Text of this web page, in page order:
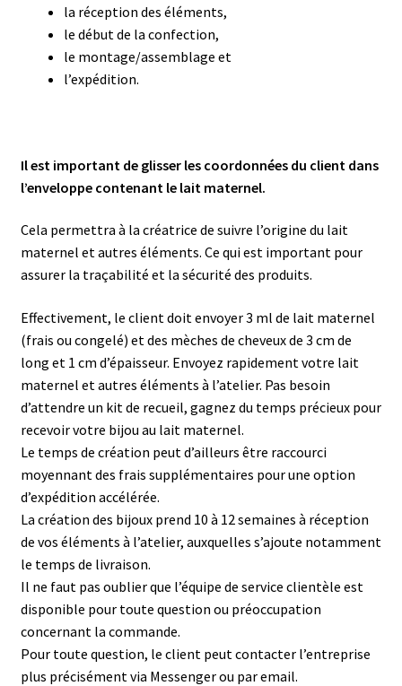
la réception des éléments,
le début de la confection,
le montage/assemblage et
l’expédition.
Il est important de glisser les coordonnées du client dans
l’enveloppe contenant le lait maternel.
Cela permettra à la créatrice de suivre l’origine du lait
maternel et autres éléments. Ce qui est important pour
assurer la traçabilité et la sécurité des produits.
Effectivement, le client doit envoyer 3 ml de lait maternel
(frais ou congelé) et des mèches de cheveux de 3 cm de
long et 1 cm d’épaisseur. Envoyez rapidement votre lait
maternel et autres éléments à l’atelier. Pas besoin
d’attendre un kit de recueil, gagnez du temps précieux pour
recevoir votre bijou au lait maternel.
Le temps de création peut d’ailleurs être raccourci
moyennant des frais supplémentaires pour une option
d’expédition accélérée.
La création des bijoux prend 10 à 12 semaines à réception
de vos éléments à l’atelier, auxquelles s’ajoute notamment
le temps de livraison.
Il ne faut pas oublier que l’équipe de service clientèle est
disponible pour toute question ou préoccupation
concernant la commande.
Pour toute question, le client peut contacter l’entreprise
plus précisément via Messenger ou par email.